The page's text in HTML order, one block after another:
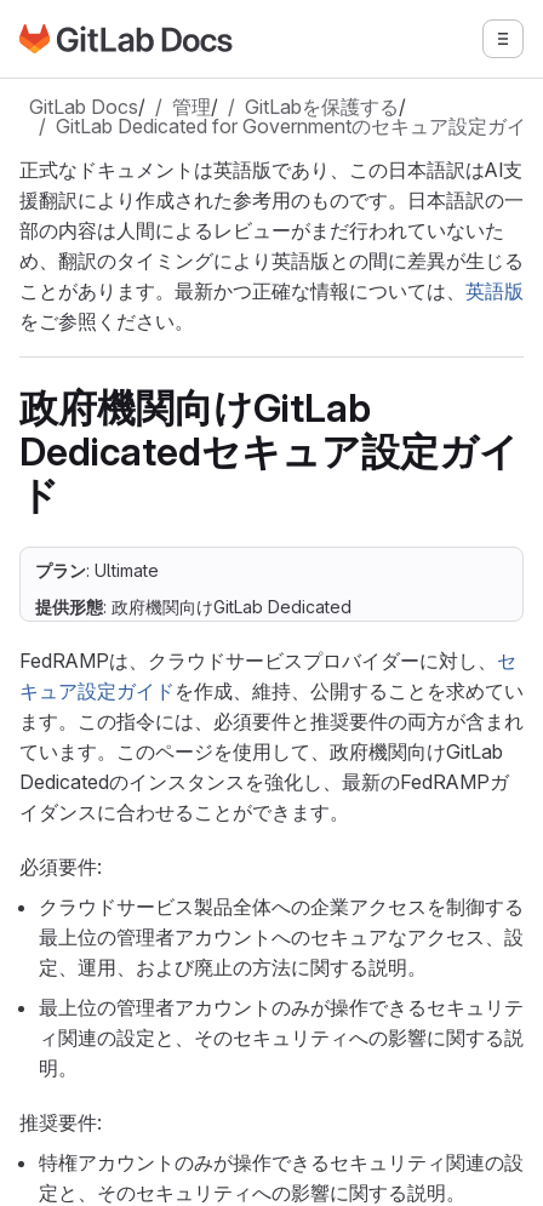
メインコンテンツにスキップ
GitLabドキュメントのホームページに移動 メニ
GitLab Docs/ 管理/ GitLabを保護する/
GitLab Dedicated for Governmentのセキュア設定ガイ
正式なドキュメントは英語版であり、この日本語訳はAI支
援翻訳により作成された参考用のものです。日本語訳の一
部の内容は人間によるレビューがまだ行われていないた
め、翻訳のタイミングにより英語版との間に差異が生じる
ことがあります。最新かつ正確な情報については、 英語版
をご参照ください。
政府機関向けGitLab
Dedicatedセキュア設定ガイ
ド
プラン: Ultimate
提供形態: 政府機関向けGitLab Dedicated
FedRAMPは、クラウドサービスプロバイダーに対し、 セ
キュア設定ガイド を作成、維持、公開することを求めてい
ます。この指令には、必須要件と推奨要件の両方が含まれ
ています。このページを使用して、政府機関向けGitLab
Dedicatedのインスタンスを強化し、最新のFedRAMPガ
イダンスに合わせることができます。
必須要件:
クラウドサービス製品全体への企業アクセスを制御する
最上位の管理者アカウントへのセキュアなアクセス、設
定、運用、および廃止の方法に関する説明。
最上位の管理者アカウントのみが操作できるセキュリテ
ィ関連の設定と、そのセキュリティへの影響に関する説
明。
推奨要件:
特権アカウントのみが操作できるセキュリティ関連の設
定と、そのセキュリティへの影響に関する説明。